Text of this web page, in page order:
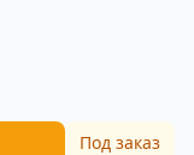
Под заказ